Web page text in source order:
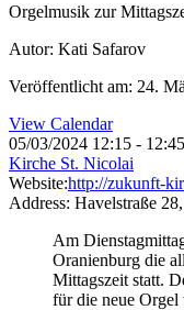
Orgelmusik zur
Autor: Kati Safarov
Veröffentlicht am: 24.
View Calendar
05/03/2024 12:15 - 12:45
Kirche St. Nicolai
Website:http://zukunft-
Address: Havelstraße
Am
Oranienburg die
Mittagszeit statt.
für die neue Orgel